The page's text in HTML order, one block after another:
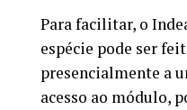
Para facilitar, o
espécie pode ser
presencialmente a
acesso ao módulo,